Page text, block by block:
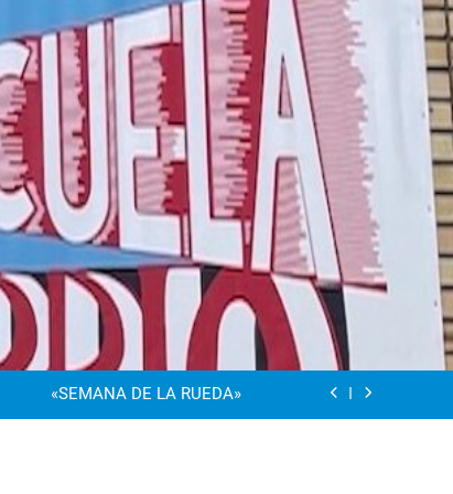
“Visibles Sí”
Dia De La Familia
«SEMANA DE LA RUEDA»